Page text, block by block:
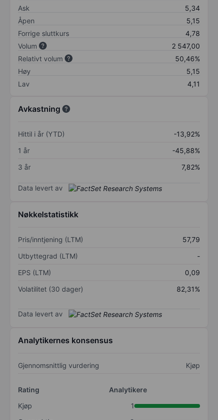
Ask
5,34
Åpen
5,15
Forrige sluttkurs
4,78
Volum
2 547,00
Relativt volum
50,46%
Høy
5,15
Lav
4,11
Avkastning
Hittil i år (YTD)
-13,92%
1 år
-45,88%
3 år
7,82%
Data levert av
Nøkkelstatistikk
Pris/inntjening (LTM)
57,79
Utbyttegrad (LTM)
-
EPS (LTM)
0,09
Volatilitet (30 dager)
82,31%
Data levert av
Analytikernes konsensus
Gjennomsnittlig vurdering Kjøp
Rating
Analytikere
Kjøp
1